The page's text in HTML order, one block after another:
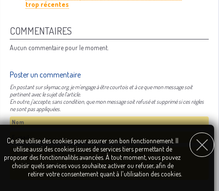
trop récentes
COMMENTAIRES
Aucun commentaire pour le moment.
Poster un commentaire
En postant sur skymac.org, je m'engage à être courtois et à ce que mon message soit
pertinent avec le sujet de l'article.
En outre, j'accepte, sans condition, que mon message soit refusé et supprimé si ces règles
ne sont pas appliquées.
Ce site utilise des cookies pour assurer son bon fonctionnement. Il
utilise aussi des cookies issues de services tiers permettant de
proposer des fonctionnalités avancées. À tout moment, vous pouvez
choisir quels services vous souhaitez activer ou refuser, afin de
retirer votre consentement quant à l'utilisation des cookies.